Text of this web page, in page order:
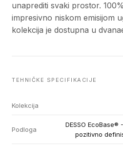
unaprediti svaki prostor.
impresivno niskom emisijom
kolekcija je dostupna u
TEHNIČKE SPECIFIKACIJE
Kolekcija
Podloga
DESSO
pozitivno